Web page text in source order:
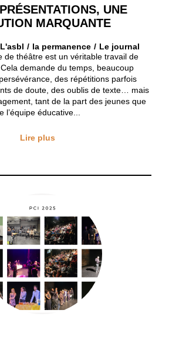
UNE
MARQUANTE
L'asbl la permanence
Le journal
de théâtre est un véritable travail de
demande du temps, beaucoup
des répétitions parfois
de doute, des oublis de texte… mais
tant de la part des jeunes que
l’équipe éducative...
Lire plus